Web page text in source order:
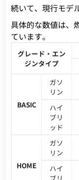
続いて、現行モデ
具体的な数値は、
ています。
グレード・エン
ジンタイプ
BASIC
ガソ
リン
ハイ
ブリ
ッド
HOME
ガソ
リン
ハイ
ブリ